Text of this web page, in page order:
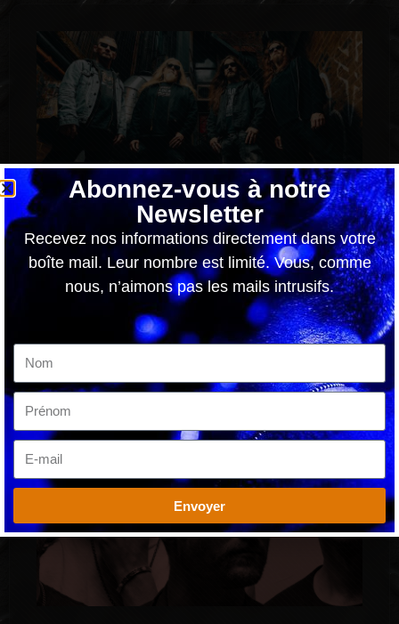
Xentrix dévoile « Allied With The Enemy »
Xentrix dévoile « Allied With The Enemy » Les légendes
du thrash metal britannique Xentrix frappent à nouveau
un grand coup ! Le groupe vient de dévoiler
Lire la suite »
Abonnez-vous à notre
Newsletter
Recevez nos informations directement dans votre
boîte mail. Leur nombre est limité. Vous, comme
nous, n’aimons pas les mails intrusifs.
Envoyer